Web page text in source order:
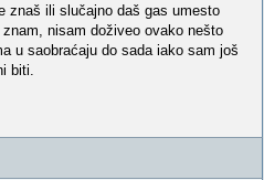
znaš ili slučajno daš gas umesto
nisam doživeo ovako nešto
u saobraćaju do sada iako sam još
biti.